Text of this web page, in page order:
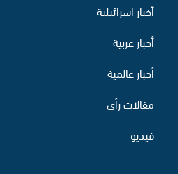
أخبار اسرائيلية
أخبار عربية
أخبار عالمية
مقالات رأي
فيديو